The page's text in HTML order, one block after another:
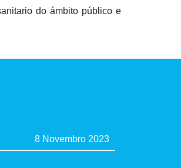
do ámbito público e
8 Novembro 2023